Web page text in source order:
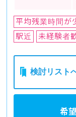
平均残業時間が
駅近
未経験者
検討リスト
希